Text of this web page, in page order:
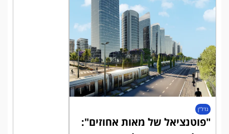
נדל"ן
"פוטנציאל של מאות אחוזים":